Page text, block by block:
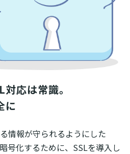
応は常識。
に
情報が守られるようにした
号化するために、SSLを導入し